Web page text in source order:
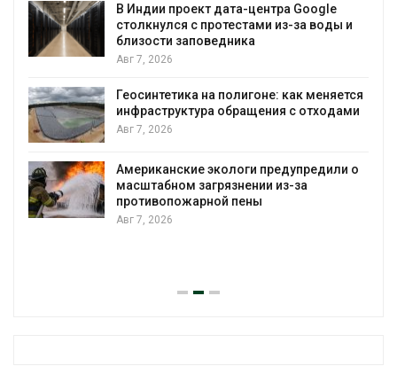
В Индии проект дата-центра Google
столкнулся с протестами из-за воды и
близости заповедника
Авг 7, 2026
Геосинтетика на полигоне: как меняется
инфраструктура обращения с отходами
Авг 7, 2026
Американские экологи предупредили о
масштабном загрязнении из-за
противопожарной пены
Авг 7, 2026